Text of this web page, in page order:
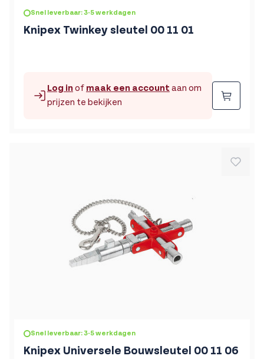
Snel leverbaar: 3-5 werkdagen
Knipex Twinkey sleutel 00 11 01
Log inof maak een account aan om
prijzen te bekijken
Snel leverbaar: 3-5 werkdagen
Knipex Universele Bouwsleutel 00 11 06